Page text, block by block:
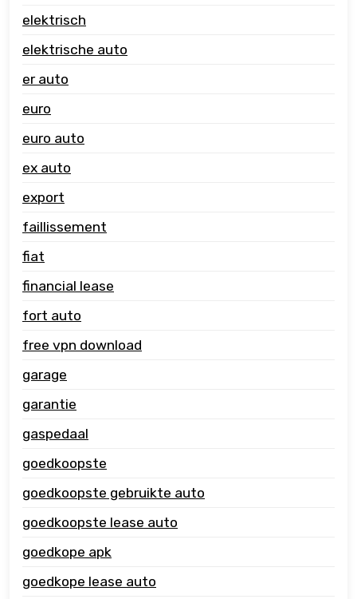
elektrisch
elektrische auto
er auto
euro
euro auto
ex auto
export
faillissement
fiat
financial lease
fort auto
free vpn download
garage
garantie
gaspedaal
goedkoopste
goedkoopste gebruikte auto
goedkoopste lease auto
goedkope apk
goedkope lease auto